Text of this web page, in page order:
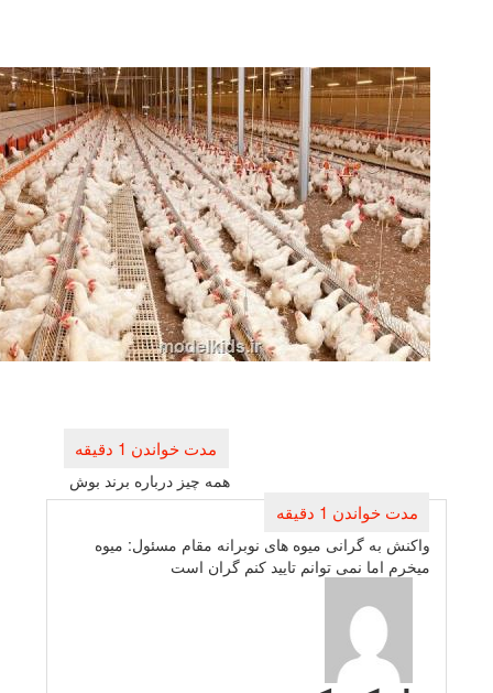
همه چیز درباره برند بوش
واكنش به گرانی میوه های نوبرانه مقام مسئول: میوه
میخرم اما نمی توانم تایید كنم گران است